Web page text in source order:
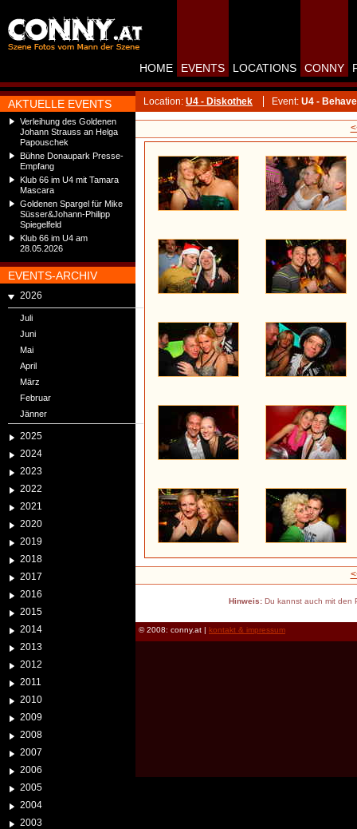
AKTUELLE EVENTS
Verleihung des Goldenen
Johann Strauss an Helga
Papouschek
Bühne Donaupark Presse-
Empfang
Klub 66 im U4 mit Tamara
Mascara
Goldenen Spargel für Mike
Süsser&Johann-Philipp
Spiegelfeld
Klub 66 im U4 am
28.05.2026
EVENTS-ARCHIV
2026
Juli
Juni
Mai
April
März
Februar
Jänner
2025
2024
2023
2022
2021
2020
2019
2018
2017
2016
2015
2014
2013
2012
2011
2010
2009
2008
2007
2006
2005
2004
2003
HOME EVENTS LOCATIONS CONNY
Location: U4 - Diskothek Event: U4 -
Hinweis:Du kannst auch mit den
© 2008: conny.at | kontakt & impressum